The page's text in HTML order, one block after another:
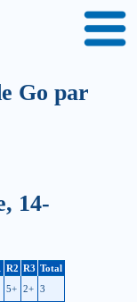
Go par
14-
R2 R3 Total
5+ 2+ 3